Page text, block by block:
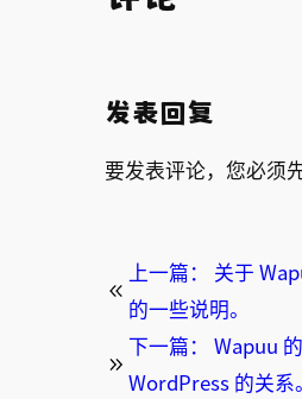
发表回复
要发表评论，您必须
上一篇：
关于
的一些说明。
下一篇：
Wapuu
WordPress 的关系。